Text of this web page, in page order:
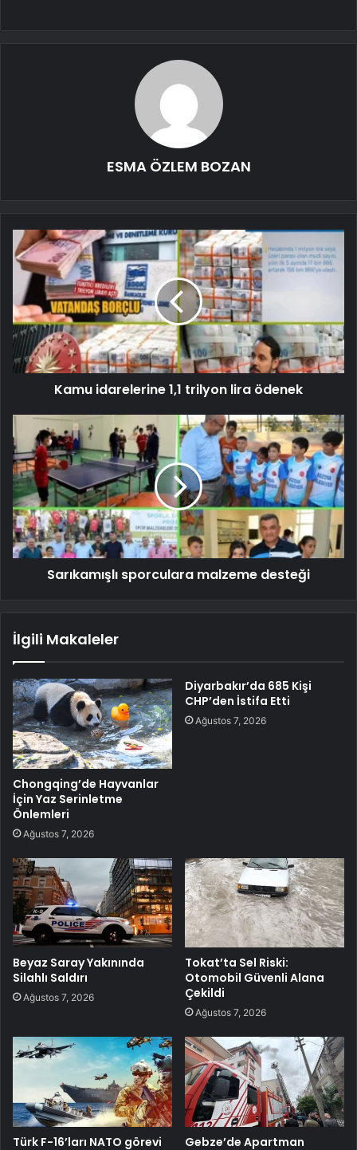
ESMA ÖZLEM BOZAN
Kamu idarelerine 1,1 trilyon lira ödenek
Sarıkamışlı sporculara malzeme desteği
İlgili Makaleler
Chongqing’de Hayvanlar
İçin Yaz Serinletme
Önlemleri
Ağustos 7, 2026
Diyarbakır’da 685 Kişi
CHP’den İstifa Etti
Ağustos 7, 2026
Beyaz Saray Yakınında
Silahlı Saldırı
Ağustos 7, 2026
Tokat’ta Sel Riski:
Otomobil Güvenli Alana
Çekildi
Ağustos 7, 2026
Türk F-16’ları NATO görevi
Gebze’de Apartman